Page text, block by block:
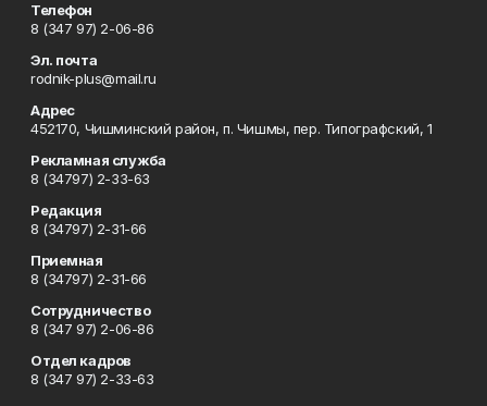
Телефон
8 (347 97) 2-06-86
Эл. почта
rodnik-plus@mail.ru
Адрес
452170, Чишминский район, п. Чишмы, пер. Типографский, 1
Рекламная служба
8 (34797) 2-33-63
Редакция
8 (34797) 2-31-66
Приемная
8 (34797) 2-31-66
Сотрудничество
8 (347 97) 2-06-86
Отдел кадров
8 (347 97) 2-33-63